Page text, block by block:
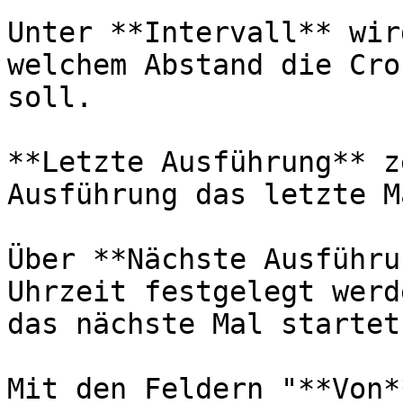
Unter **Intervall**
welchem Abstand die
soll.
**Letzte Ausführung**
Ausführung das letzte
Über **Nächste
Uhrzeit festgelegt
das nächste Mal
Mit den Feldern